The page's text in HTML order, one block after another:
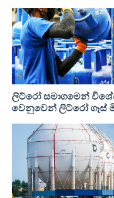
ලිට්රෝ සමාගමෙන්
වෙනුවෙන් ලිට්රෝ ගෑස්